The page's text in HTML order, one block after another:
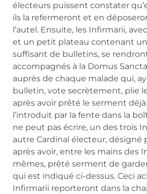
électeurs puissent constater
ils la refermeront et en
l’autel. Ensuite, les Infirmarii,
et un petit plateau contenant
suffisant de bulletins, se
accompagnés à la Domus
auprès de chaque malade qui,
bulletin, vote secrètement, plie
après avoir prêté le serment
l’introduit par la fente dans la
ne peut pas écrire, un des trois
autre Cardinal électeur, désigné
après avoir, entre les mains des
mêmes, prêté serment de
qui est indiqué ci-dessus. Ceci
Infirmarii reporteront dans la